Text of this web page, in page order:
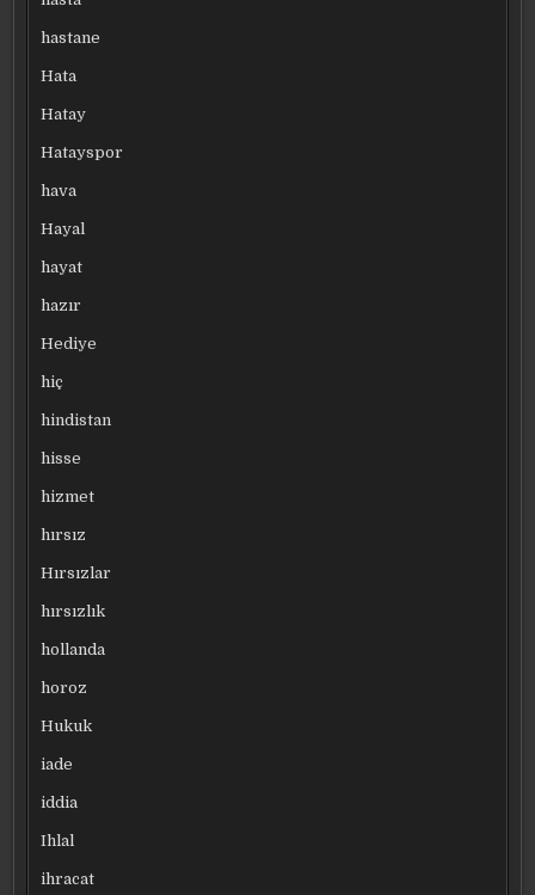
hastane
Hata
Hatay
Hatayspor
hava
Hayal
hayat
hazır
Hediye
hiç
hindistan
hisse
hizmet
hırsız
Hırsızlar
hırsızlık
hollanda
horoz
Hukuk
iade
iddia
Ihlal
ihracat